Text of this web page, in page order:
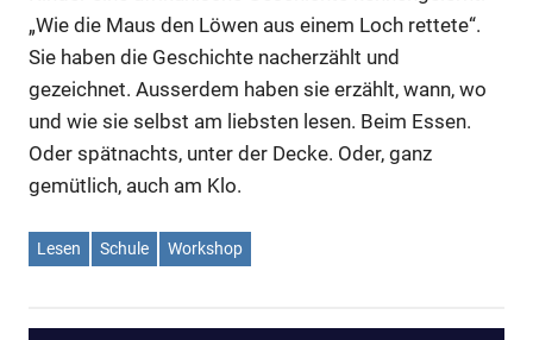
„Wie die Maus den Löwen aus einem Loch rettete“.
Sie haben die Geschichte nacherzählt und
gezeichnet. Ausserdem haben sie erzählt, wann, wo
und wie sie selbst am liebsten lesen. Beim Essen.
Oder spätnachts, unter der Decke. Oder, ganz
gemütlich, auch am Klo.
Lesen Schule Workshop